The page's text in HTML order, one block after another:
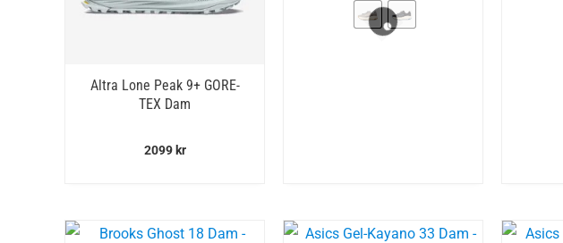
Altra Lone Peak 9+ GORE-
TEX Dam
2099 kr